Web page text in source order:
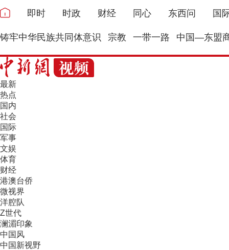
即时 时政 财经 同心 东西问 国
铸牢中华民族共同体意识 宗教 一带一路 中国—东盟
最新
热点
国内
社会
国际
军事
文娱
体育
财经
港澳台侨
微视界
洋腔队
Z世代
澜湄印象
中国风
中国新视野